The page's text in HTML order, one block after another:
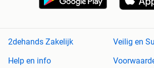
2dehands Zakelijk
Veilig en
Help en info